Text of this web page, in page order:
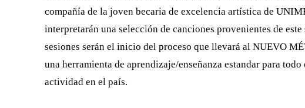
compañía de la joven becaria de excelencia artística de
interpretarán una selección de canciones provenientes de
sesiones serán el inicio del proceso que llevará al NUEVO
una herramienta de aprendizaje/enseñanza estandar para
actividad en el país.